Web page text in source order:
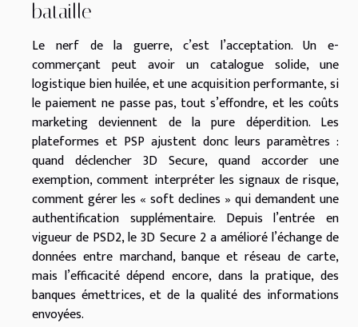
bataille
Le nerf de la guerre, c’est l’acceptation. Un e-
commerçant peut avoir un catalogue solide, une
logistique bien huilée, et une acquisition performante, si
le paiement ne passe pas, tout s’effondre, et les coûts
marketing deviennent de la pure déperdition. Les
plateformes et PSP ajustent donc leurs paramètres :
quand déclencher 3D Secure, quand accorder une
exemption, comment interpréter les signaux de risque,
comment gérer les « soft declines » qui demandent une
authentification supplémentaire. Depuis l’entrée en
vigueur de PSD2, le 3D Secure 2 a amélioré l’échange de
données entre marchand, banque et réseau de carte,
mais l’efficacité dépend encore, dans la pratique, des
banques émettrices, et de la qualité des informations
envoyées.